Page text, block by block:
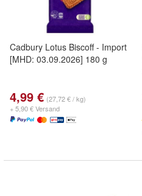
Cadbury Lotus Biscoff - Import
[MHD: 03.09.2026] 180 g
4,99 € (27,72 € / kg)
+ 5,90 € Versand